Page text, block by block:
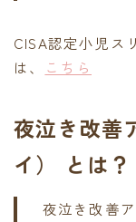
CISA認定小児ス
は、
こちら
夜泣き改善
イ） とは？
夜泣き改善